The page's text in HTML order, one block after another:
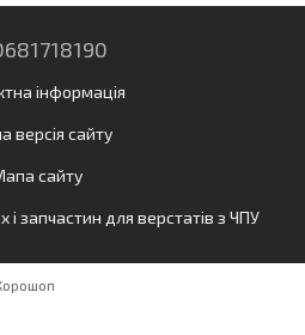
інформація
версія сайту
сайту
запчастин для верстатів з ЧПУ